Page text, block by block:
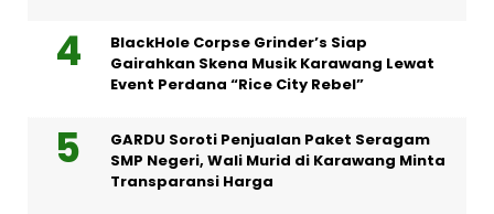
BlackHole Corpse Grinder’s Siap
Gairahkan Skena Musik Karawang Lewat
Event Perdana “Rice City Rebel”
GARDU Soroti Penjualan Paket Seragam
SMP Negeri, Wali Murid di Karawang Minta
Transparansi Harga